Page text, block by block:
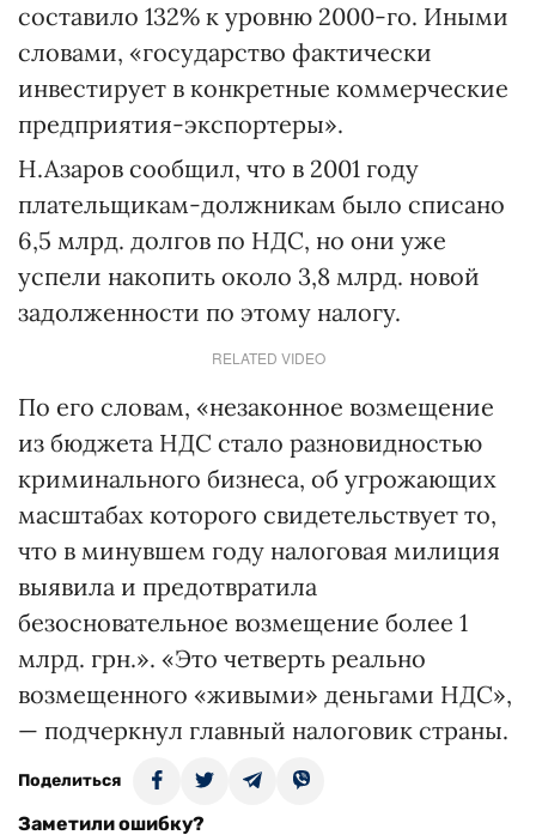
составило 132% к уровню 2000-го. Иными
словами, «государство фактически
инвестирует в конкретные коммерческие
предприятия-экспортеры».
Н.Азаров сообщил, что в 2001 году
плательщикам-должникам было списано
6,5 млрд. долгов по НДС, но они уже
успели накопить около 3,8 млрд. новой
задолженности по этому налогу.
RELATED VIDEO
По его словам, «незаконное возмещение
из бюджета НДС стало разновидностью
криминального бизнеса, об угрожающих
масштабах которого свидетельствует то,
что в минувшем году налоговая милиция
выявила и предотвратила
безосновательное возмещение более 1
млрд. грн.». «Это четверть реально
возмещенного «живыми» деньгами НДС»,
— подчеркнул главный налоговик страны.
Поделиться
Заметили ошибку?